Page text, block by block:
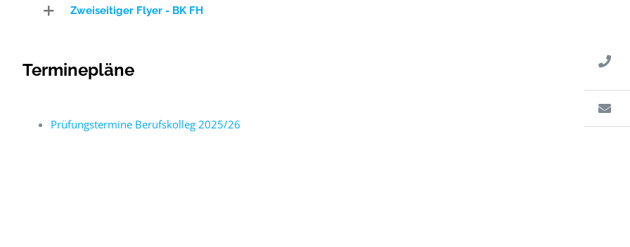
Zweiseitiger Flyer - BK FH
Terminepläne
Prüfungstermine Berufskolleg 2025/26